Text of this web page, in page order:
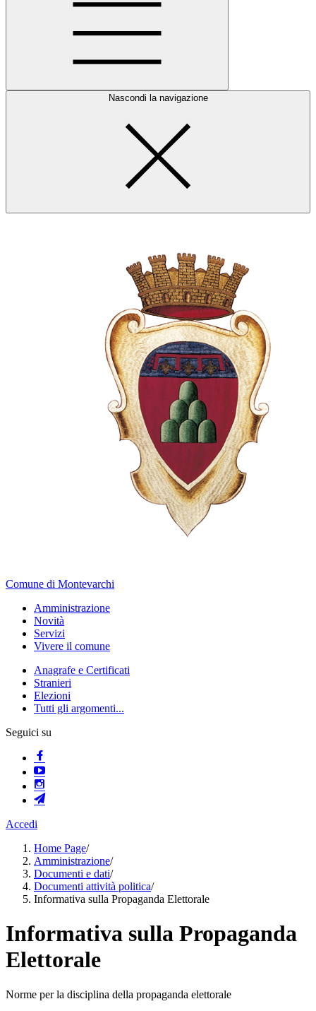
Nascondi la navigazione
Comune di Montevarchi
Amministrazione
Novità
Servizi
Vivere il comune
Anagrafe e Certificati
Stranieri
Elezioni
Tutti gli argomenti...
Seguici su
Accedi
Home Page/
Amministrazione/
Documenti e dati/
Documenti attività politica/
Informativa sulla Propaganda Elettorale
Informativa sulla Propaganda
Elettorale
Norme per la disciplina della propaganda elettorale